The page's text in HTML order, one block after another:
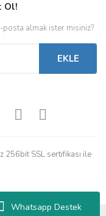
Whatsapp Destek
Ol!
posta almak ister misiniz?
EKLE
256bit SSL sertifikası ile